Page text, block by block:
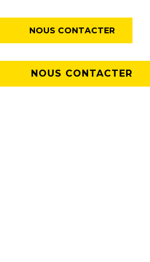
NOUS CONTACTER
NOUS CONTACTER